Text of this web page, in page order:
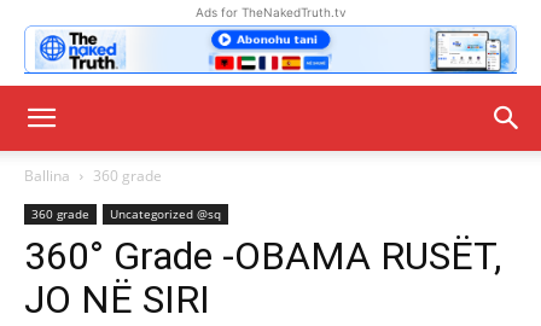
Ads for TheNakedTruth.tv
Ballina 360 grade
360 grade Uncategorized @sq
360° Grade -OBAMA RUSËT,
JO NË SIRI